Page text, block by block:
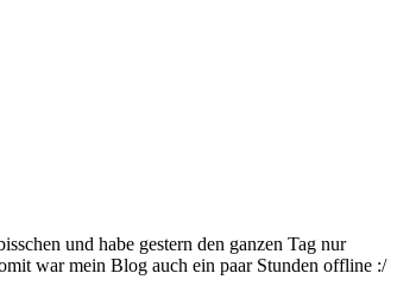
und habe gestern den ganzen Tag nur
war mein Blog auch ein paar Stunden offline :/